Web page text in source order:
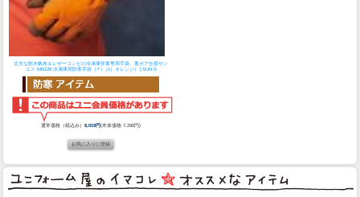
丈夫な防水帆布＆レザーコンビの冷凍庫作業専用手袋。裏ボア仕様サン
エス MB128 冷凍庫用防寒手袋（Ｆ/（1）オレンジ）│SUN-S
通常価格（税込み）8,019円(本体価格:7,290円)